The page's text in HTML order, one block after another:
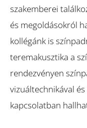
szakemberei
és megoldásokról
kollégánk is
teremakusztika a
rendezvényen
vizuáltechnikával
kapcsolatban